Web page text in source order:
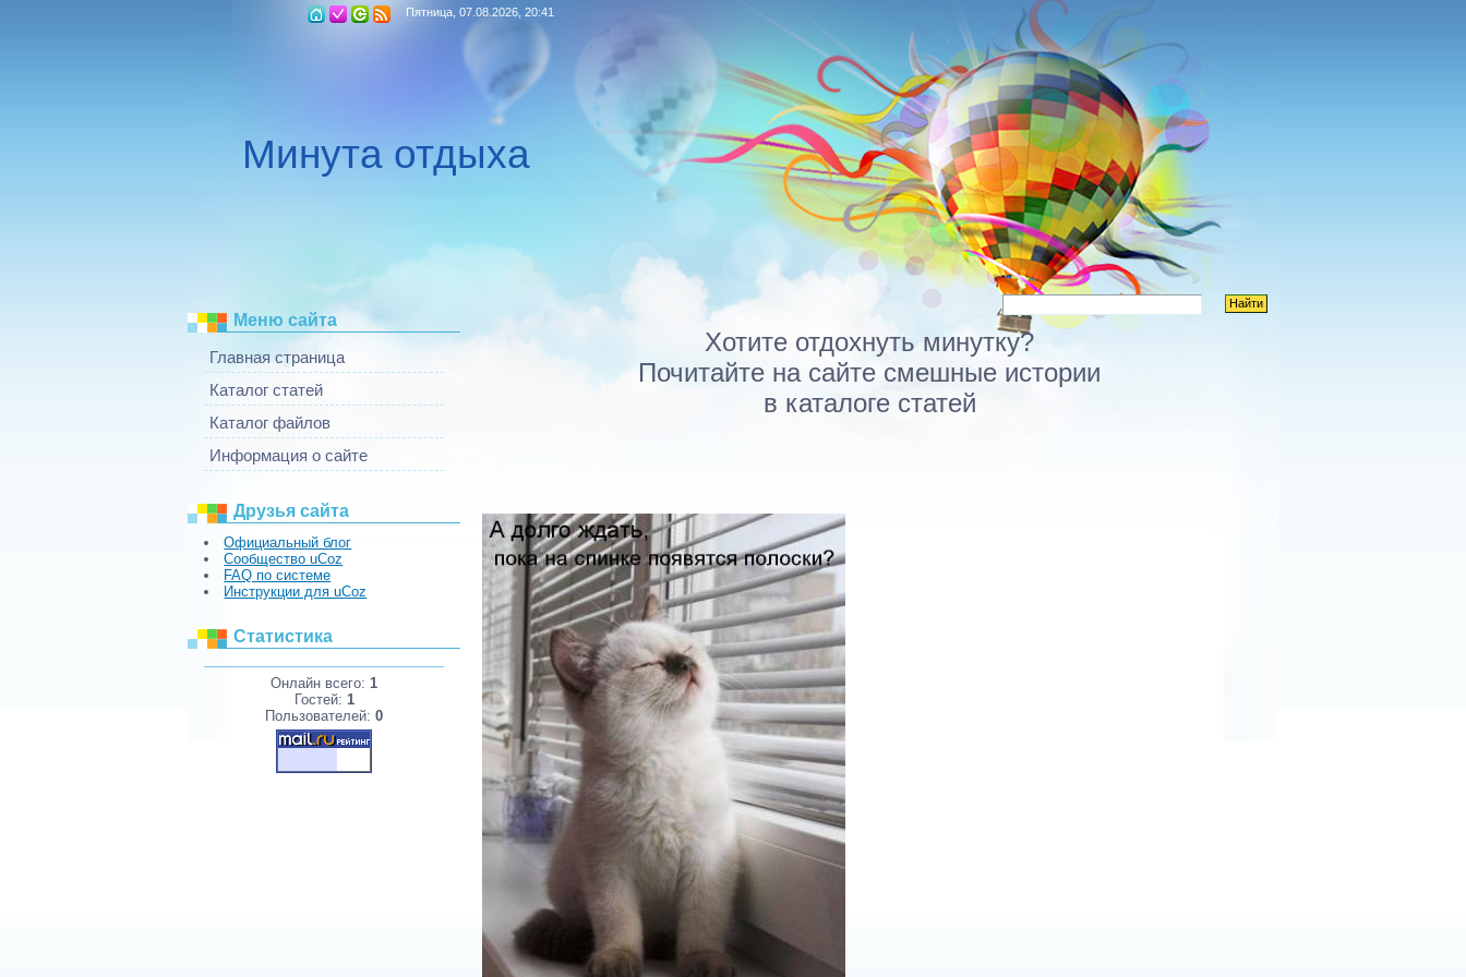
Пятница, 07.08.2026, 20:41
Минута отдыха
Меню сайта
Главная страница
Каталог статей
Каталог файлов
Информация о сайте
Друзья сайта
Официальный блог
Сообщество uCoz
FAQ по системе
Инструкции для uCoz
Статистика
Онлайн всего: 1
Гостей: 1
Пользователей: 0
Хотите отдохнуть минутку?
Почитайте на сайте смешные истории
в каталоге статей